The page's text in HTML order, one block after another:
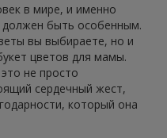
в мире, и именно
должен быть особенным.
вы выбираете, но и
цветов для мамы.
не просто
сердечный жест,
который она